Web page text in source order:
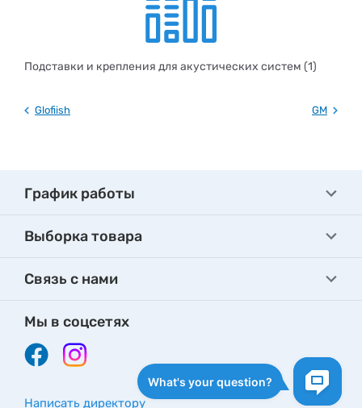
Подставки и крепления для акустических систем (1)
Glofiish GM
График работы
Выборка товара
Связь с нами
Мы в соцсетях
Написать директору